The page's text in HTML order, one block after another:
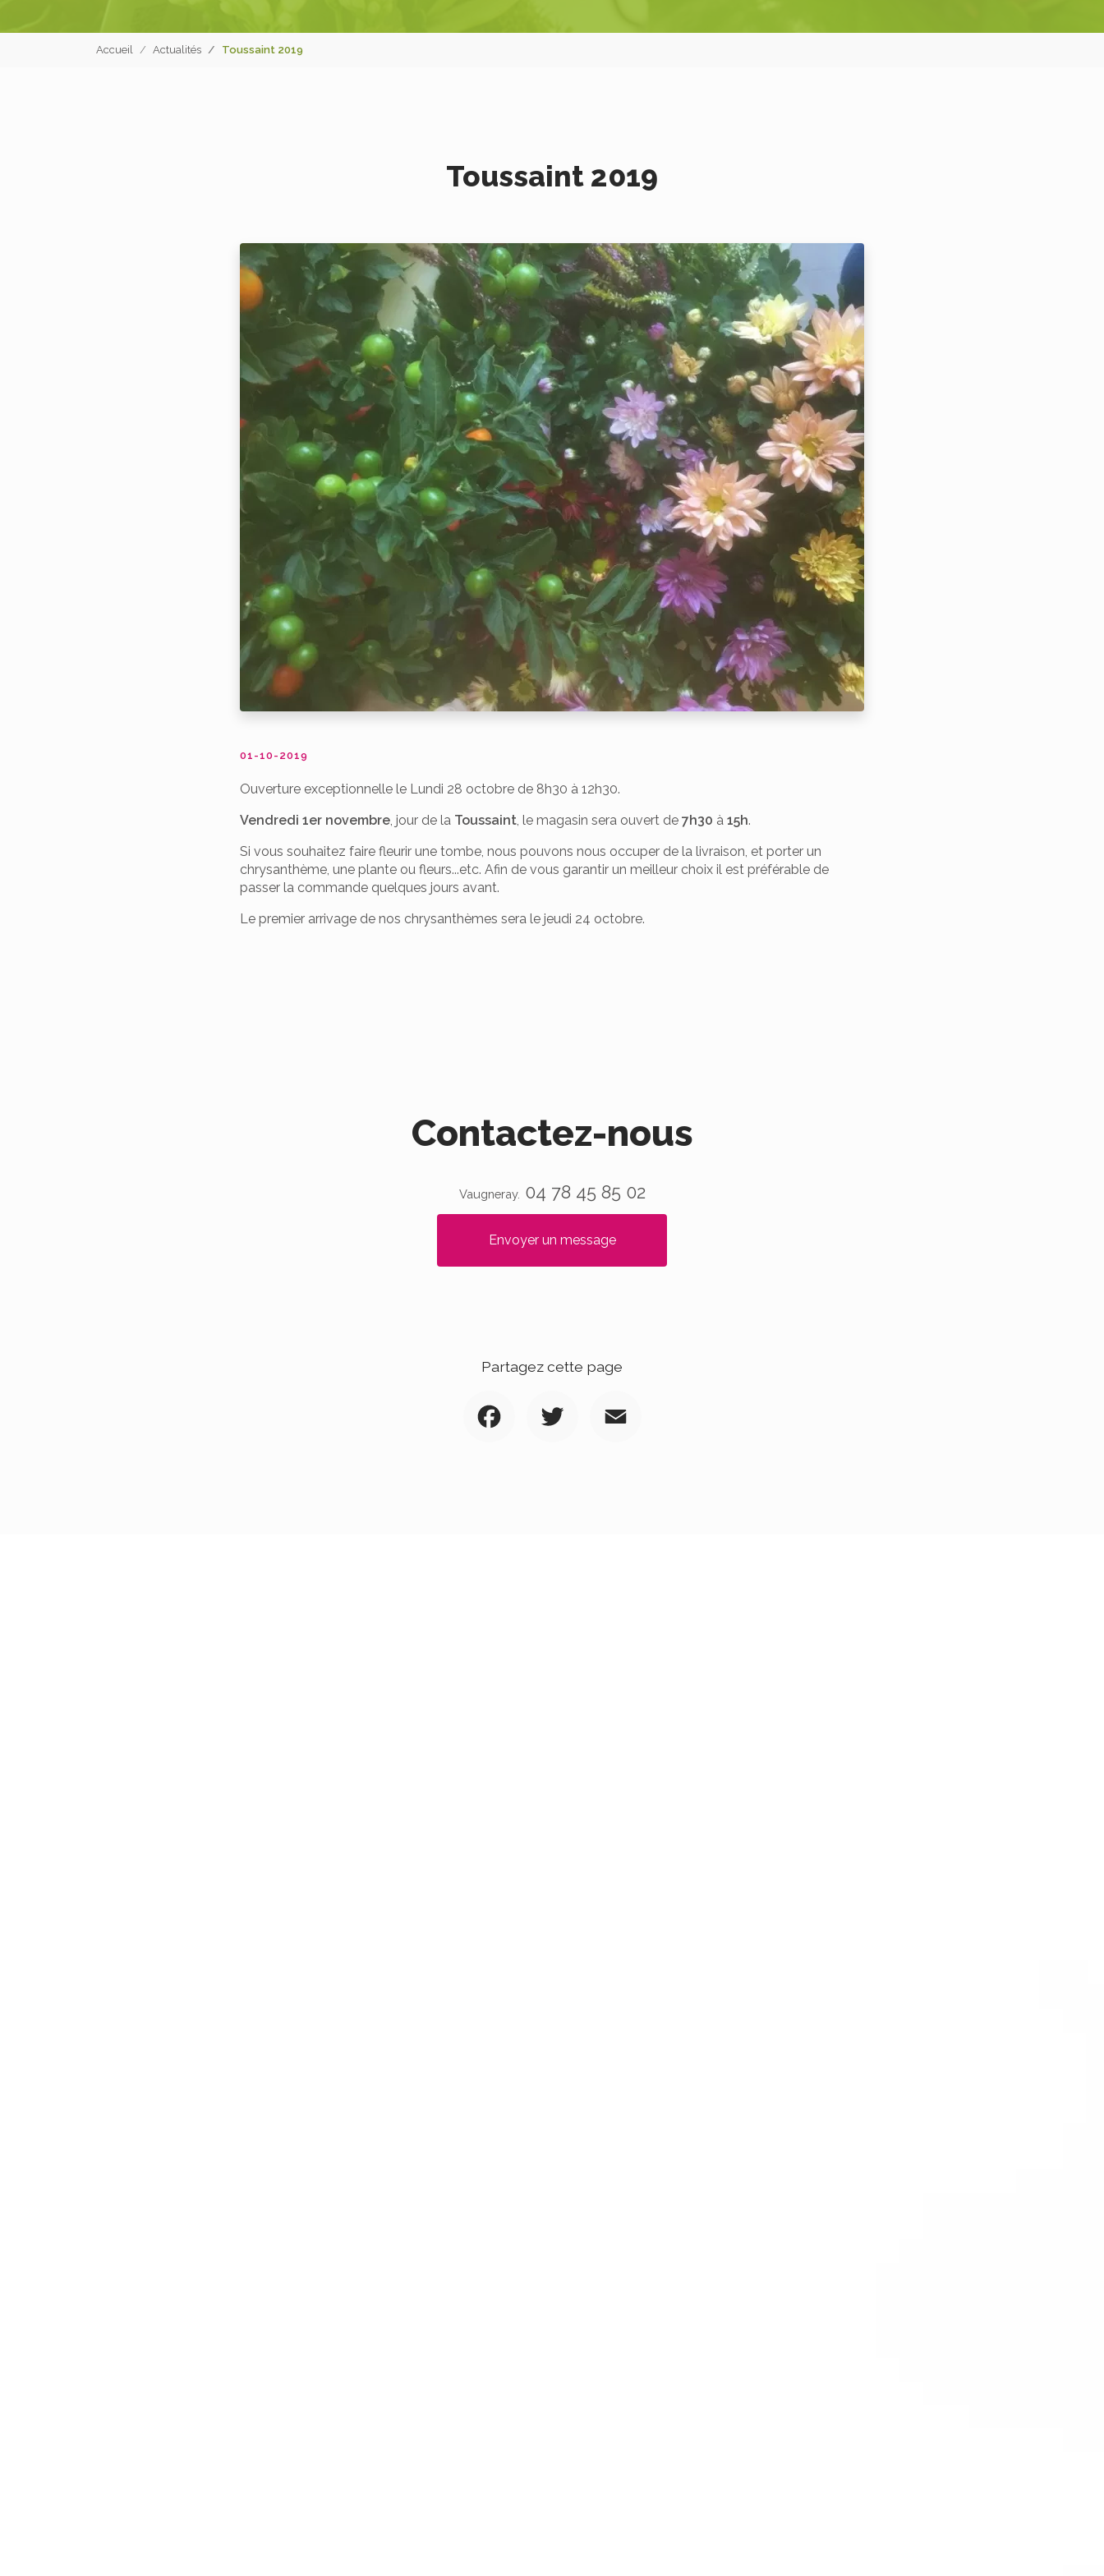
Accueil Actualités Toussaint 2019
Toussaint 2019
01-10-2019
Ouverture exceptionnelle le Lundi 28 octobre de 8h30 à 12h30.
Vendredi 1er novembre, jour de la Toussaint, le magasin sera ouvert de 7h30 à 15h.
Si vous souhaitez faire fleurir une tombe, nous pouvons nous occuper de la livraison, et porter un
chrysanthème, une plante ou fleurs...etc. Afin de vous garantir un meilleur choix il est préférable de
passer la commande quelques jours avant.
Le premier arrivage de nos chrysanthèmes sera le jeudi 24 octobre.
Contactez-nous
Vaugneray. 04 78 45 85 02
Envoyer un message
Partagez cette page